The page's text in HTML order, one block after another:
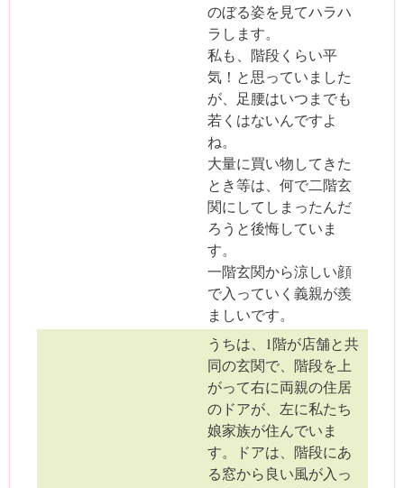
のぼる姿を見てハラハ
ラします。
私も、階段くらい平
気！と思っていました
が、足腰はいつまでも
若くはないんですよ
ね。
大量に買い物してきた
とき等は、何で二階玄
関にしてしまったんだ
ろうと後悔していま
す。
一階玄関から涼しい顔
で入っていく義親が羨
ましいです。
うちは、1階が店舗と共
同の玄関で、階段を上
がって右に両親の住居
のドアが、左に私たち
娘家族が住んでいま
す。ドアは、階段にあ
る窓から良い風が入っ